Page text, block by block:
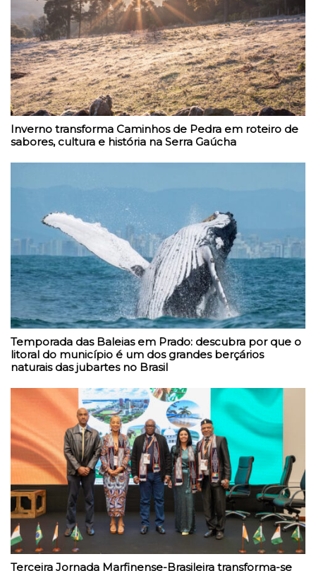
Inverno transforma Caminhos de Pedra em roteiro de
sabores, cultura e história na Serra Gaúcha
Temporada das Baleias em Prado: descubra por que o
litoral do município é um dos grandes berçários
naturais das jubartes no Brasil
Terceira Jornada Marfinense-Brasileira transforma-se